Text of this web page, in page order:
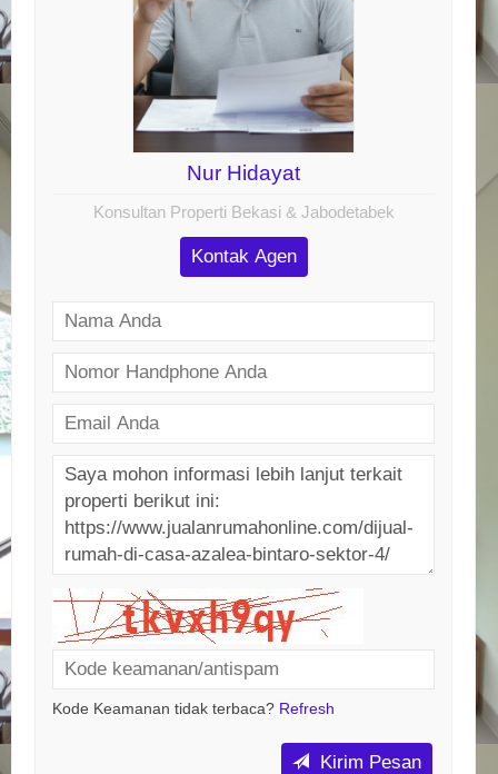
Nur Hidayat
Konsultan Properti Bekasi & Jabodetabek
Kontak Agen
Kode Keamanan tidak terbaca? Refresh
Kirim Pesan